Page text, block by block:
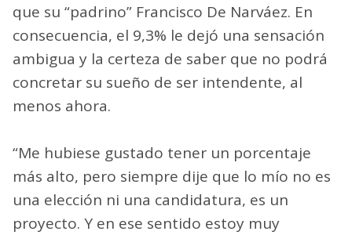
que su “padrino” Francisco De Narváez. En
consecuencia, el 9,3% le dejó una sensación
ambigua y la certeza de saber que no podrá
concretar su sueño de ser intendente, al
menos ahora.
“Me hubiese gustado tener un porcentaje
más alto, pero siempre dije que lo mío no es
una elección ni una candidatura, es un
proyecto. Y en ese sentido estoy muy